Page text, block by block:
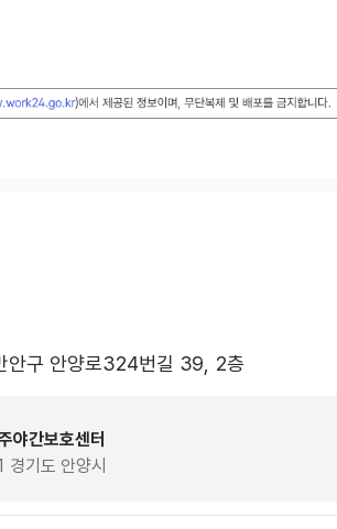
안구 안양로324번길 39, 2층
야간보호센터
기도 안양시